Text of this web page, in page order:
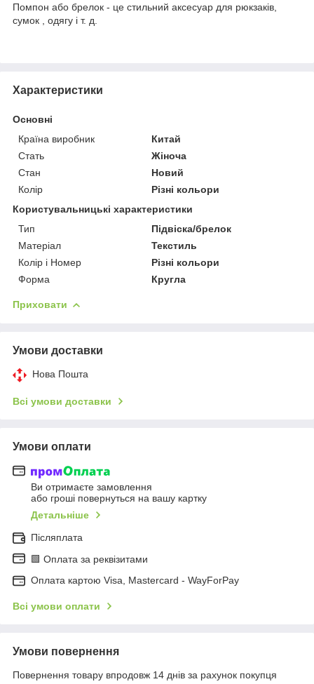
Помпон або брелок - це стильний аксесуар для рюкзаків,
сумок , одягу і т. д.
Характеристики
Основні
Країна виробник
Китай
Стать
Жіноча
Стан
Новий
Колір
Різні кольори
Користувальницькі характеристики
Тип
Підвіска/брелок
Матеріал
Текстиль
Колір і Номер
Різні кольори
Форма
Кругла
Приховати
Умови доставки
Нова Пошта
Всі умови доставки
Умови оплати
Ви отримаєте замовлення
або гроші повернуться на вашу картку
Детальніше
Післяплата
🟩 Оплата за реквізитами
Оплата картою Visa, Mastercard - WayForPay
Всі умови оплати
Умови повернення
Повернення товару впродовж 14 днів за рахунок покупця